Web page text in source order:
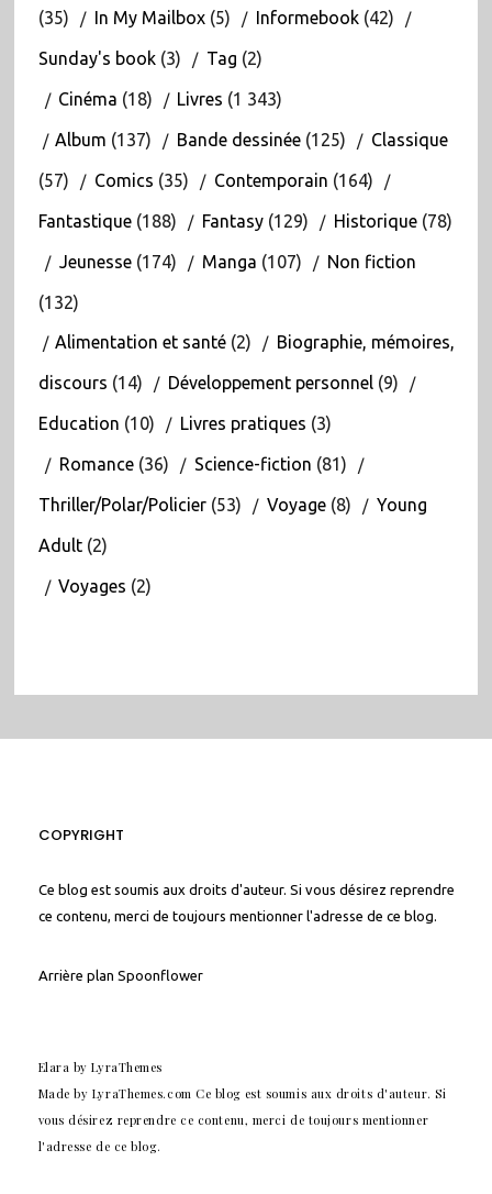
(35) In My Mailbox(5) Informebook(42)
Sunday's book(3) Tag (2)
Cinéma (18) Livres (1 343)
Album (137) Bande dessinée(125) Classique
(57) Comics (35) Contemporain (164)
Fantastique(188) Fantasy(129) Historique(78)
Jeunesse(174) Manga (107) Non fiction
(132)
Alimentation et santé(2) Biographie, mémoires,
discours (14) Développement personnel(9)
Education (10) Livres pratiques (3)
Romance(36) Science-fiction (81)
Thriller/Polar/Policier(53) Voyage(8) Young
Adult(2)
Voyages (2)
COPYRIGHT
Ce blog est soumis aux droits d'auteur. Si vous désirez reprendre
ce contenu, merci de toujours mentionner l'adresse de ce blog.
Arrière plan Spoonflower
Elara by LyraThemes
Made by LyraThemes.com Ce blog est soumis aux droits d'auteur. Si
vous désirez reprendre ce contenu, merci de toujours mentionner
l'adresse de ce blog.